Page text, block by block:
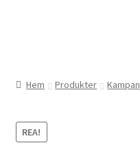
Om oss
Hem Produkter
REA!